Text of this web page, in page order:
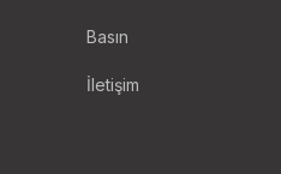
Basın
İletişim